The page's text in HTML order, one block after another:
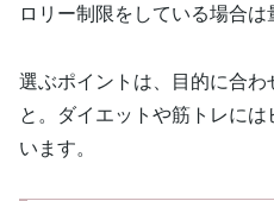
ロリー制限をしている場合は
選ぶポイントは、目的に合わ
と。ダイエットや筋トレに
います。